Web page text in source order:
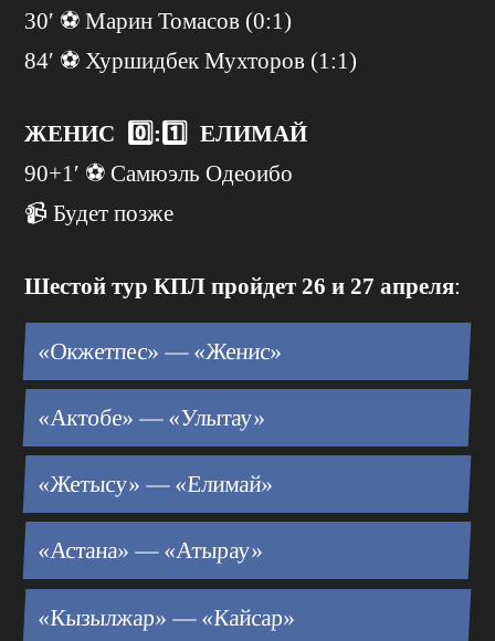
30′ ⚽️ Марин Томасов (0:1)
84′ ⚽️ Хуршидбек Мухторов (1:1)
ЖЕНИС 0️⃣:1️⃣ ЕЛИМАЙ
90+1′ ⚽️ Самюэль Одеоибо
📹 Будет позже
Шестой тур КПЛ пройдет 26 и 27 апреля:
«Окжетпес» — «Женис»
«Актобе» — «Улытау»
«Жетысу» — «Елимай»
«Астана» — «Атырау»
«Кызылжар» — «Кайсар»